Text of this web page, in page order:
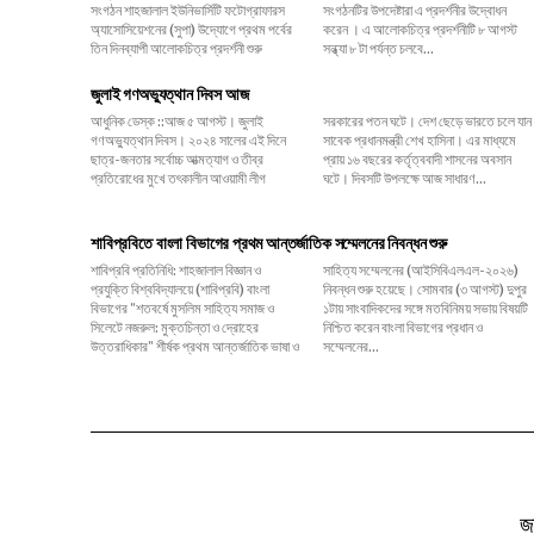
সংগঠন শাহজালাল ইউনিভার্সিটি ফটোগ্রাফারস
অ্যাসোসিয়েশনের (সুপা) উদ্যোগে প্রথম পর্বের
তিন দিনব্যাপী আলোকচিত্র প্রদর্শনী শুরু
সংগঠনটির উপদেষ্টারা এ প্রদর্শনীর উদ্বোধন
করেন । এ আলোকচিত্র প্রদর্শনীটি ৮ আগস্ট
সন্ধ্যা ৮ টা পর্যন্ত চলবে...
জুলাই গণঅভ্যুত্থান দিবস আজ
আধুনিক ডেস্ক ::আজ ৫ আগস্ট। জুলাই
গণঅভ্যুত্থান দিবস। ২০২৪ সালের এই দিনে
ছাত্র-জনতার সর্বোচ্চ আত্মত্যাগ ও তীব্র
প্রতিরোধের মুখে তৎকালীন আওয়ামী লীগ
সরকারের পতন ঘটে। দেশ ছেড়ে ভারতে চলে যান
সাবেক প্রধানমন্ত্রী শেখ হাসিনা। এর মাধ্যমে
প্রায় ১৬ বছরের কর্তৃত্ববাদী শাসনের অবসান
ঘটে। দিবসটি উপলক্ষে আজ সাধারণ...
শাবিপ্রবিতে বাংলা বিভাগের প্রথম আন্তর্জাতিক সম্মেলনের নিবন্ধন শুরু
শাবিপ্রবি প্রতিনিধি: শাহজালাল বিজ্ঞান ও
প্রযুক্তি বিশ্ববিদ্যালয়ে (শাবিপ্রবি) বাংলা
বিভাগের "শতবর্ষে মুসলিম সাহিত্য সমাজ ও
সিলেটে নজরুল: মুক্তচিন্তা ও দ্রোহের
উত্তরাধিকার" শীর্ষক প্রথম আন্তর্জাতিক ভাষা ও
সাহিত্য সম্মেলনের (আইসিবিএলএল-২০২৬)
নিবন্ধন শুরু হয়েছে। সোমবার (৩ আগস্ট) দুপুর
১টায় সাংবাদিকদের সঙ্গে মতবিনিময় সভায় বিষয়টি
নিশ্চিত করেন বাংলা বিভাগের প্রধান ও
সম্মেলনের...